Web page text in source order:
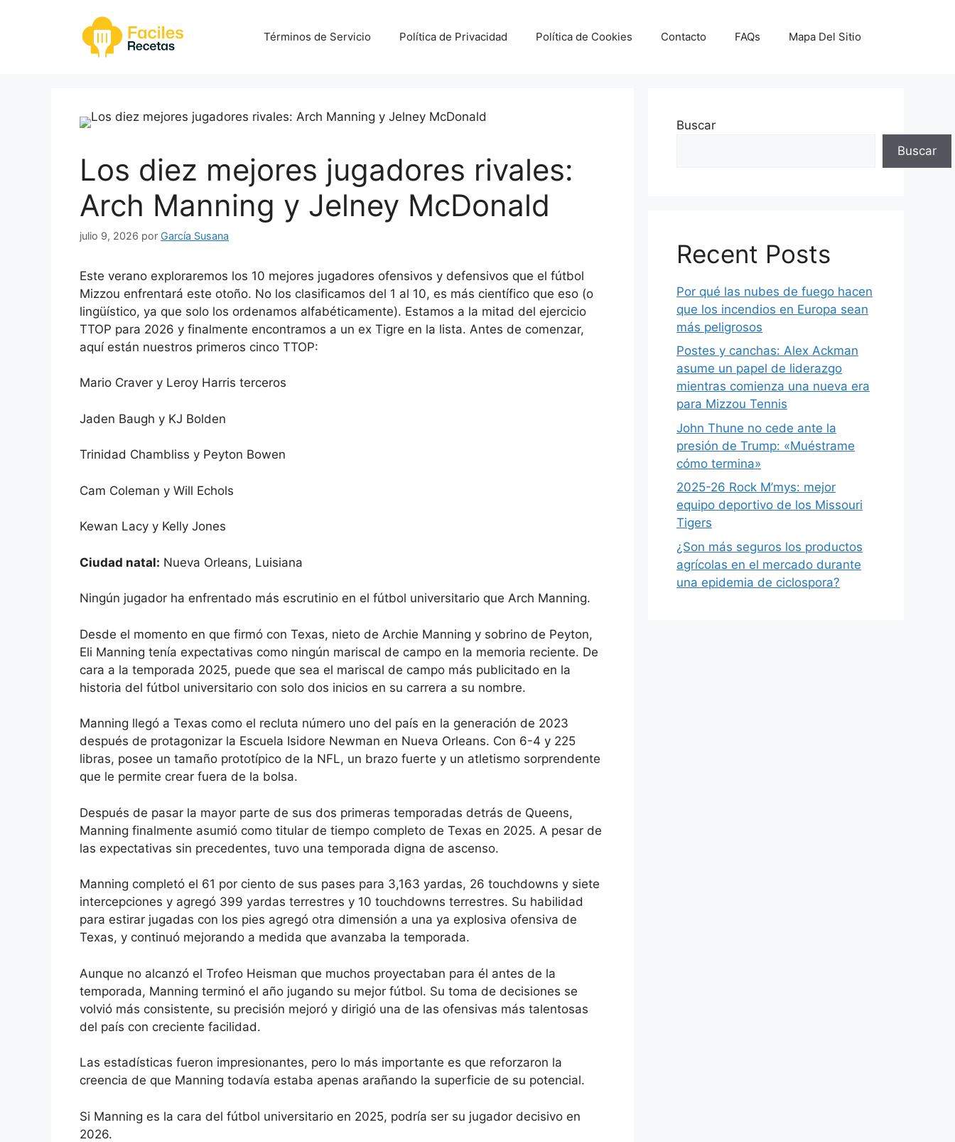
Términos de Servicio Política de Privacidad Política de Cookies Contacto FAQs Mapa Del Sitio
Los diez mejores jugadores rivales:
Arch Manning y Jelney McDonald
julio 9, 2026 por García Susana
Este verano exploraremos los 10 mejores jugadores ofensivos y defensivos que el fútbol
Mizzou enfrentará este otoño. No los clasificamos del 1 al 10, es más científico que eso (o
lingüístico, ya que solo los ordenamos alfabéticamente). Estamos a la mitad del ejercicio
TTOP para 2026 y finalmente encontramos a un ex Tigre en la lista. Antes de comenzar,
aquí están nuestros primeros cinco TTOP:
Mario Craver y Leroy Harris terceros
Jaden Baugh y KJ Bolden
Trinidad Chambliss y Peyton Bowen
Cam Coleman y Will Echols
Kewan Lacy y Kelly Jones
Ciudad natal: Nueva Orleans, Luisiana
Ningún jugador ha enfrentado más escrutinio en el fútbol universitario que Arch Manning.
Desde el momento en que firmó con Texas, nieto de Archie Manning y sobrino de Peyton,
Eli Manning tenía expectativas como ningún mariscal de campo en la memoria reciente. De
cara a la temporada 2025, puede que sea el mariscal de campo más publicitado en la
historia del fútbol universitario con solo dos inicios en su carrera a su nombre.
Manning llegó a Texas como el recluta número uno del país en la generación de 2023
después de protagonizar la Escuela Isidore Newman en Nueva Orleans. Con 6-4 y 225
libras, posee un tamaño prototípico de la NFL, un brazo fuerte y un atletismo sorprendente
que le permite crear fuera de la bolsa.
Después de pasar la mayor parte de sus dos primeras temporadas detrás de Queens,
Manning finalmente asumió como titular de tiempo completo de Texas en 2025. A pesar de
las expectativas sin precedentes, tuvo una temporada digna de ascenso.
Manning completó el 61 por ciento de sus pases para 3,163 yardas, 26 touchdowns y siete
intercepciones y agregó 399 yardas terrestres y 10 touchdowns terrestres. Su habilidad
para estirar jugadas con los pies agregó otra dimensión a una ya explosiva ofensiva de
Texas, y continuó mejorando a medida que avanzaba la temporada.
Aunque no alcanzó el Trofeo Heisman que muchos proyectaban para él antes de la
temporada, Manning terminó el año jugando su mejor fútbol. Su toma de decisiones se
volvió más consistente, su precisión mejoró y dirigió una de las ofensivas más talentosas
del país con creciente facilidad.
Las estadísticas fueron impresionantes, pero lo más importante es que reforzaron la
creencia de que Manning todavía estaba apenas arañando la superficie de su potencial.
Si Manning es la cara del fútbol universitario en 2025, podría ser su jugador decisivo en
2026.
Buscar
Buscar
Recent Posts
Por qué las nubes de fuego hacen
que los incendios en Europa sean
más peligrosos
Postes y canchas: Alex Ackman
asume un papel de liderazgo
mientras comienza una nueva era
para Mizzou Tennis
John Thune no cede ante la
presión de Trump: «Muéstrame
cómo termina»
2025-26 Rock M’mys: mejor
equipo deportivo de los Missouri
Tigers
¿Son más seguros los productos
agrícolas en el mercado durante
una epidemia de ciclospora?